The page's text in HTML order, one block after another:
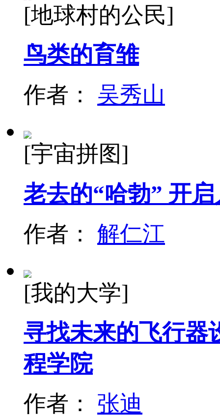
[地球村的公民]
鸟类的育雏
作者： 吴秀山
[宇宙拼图]
老去的“哈勃” 开
作者： 解仁江
[我的大学]
寻找未来的飞行器
程学院
作者： 张迪